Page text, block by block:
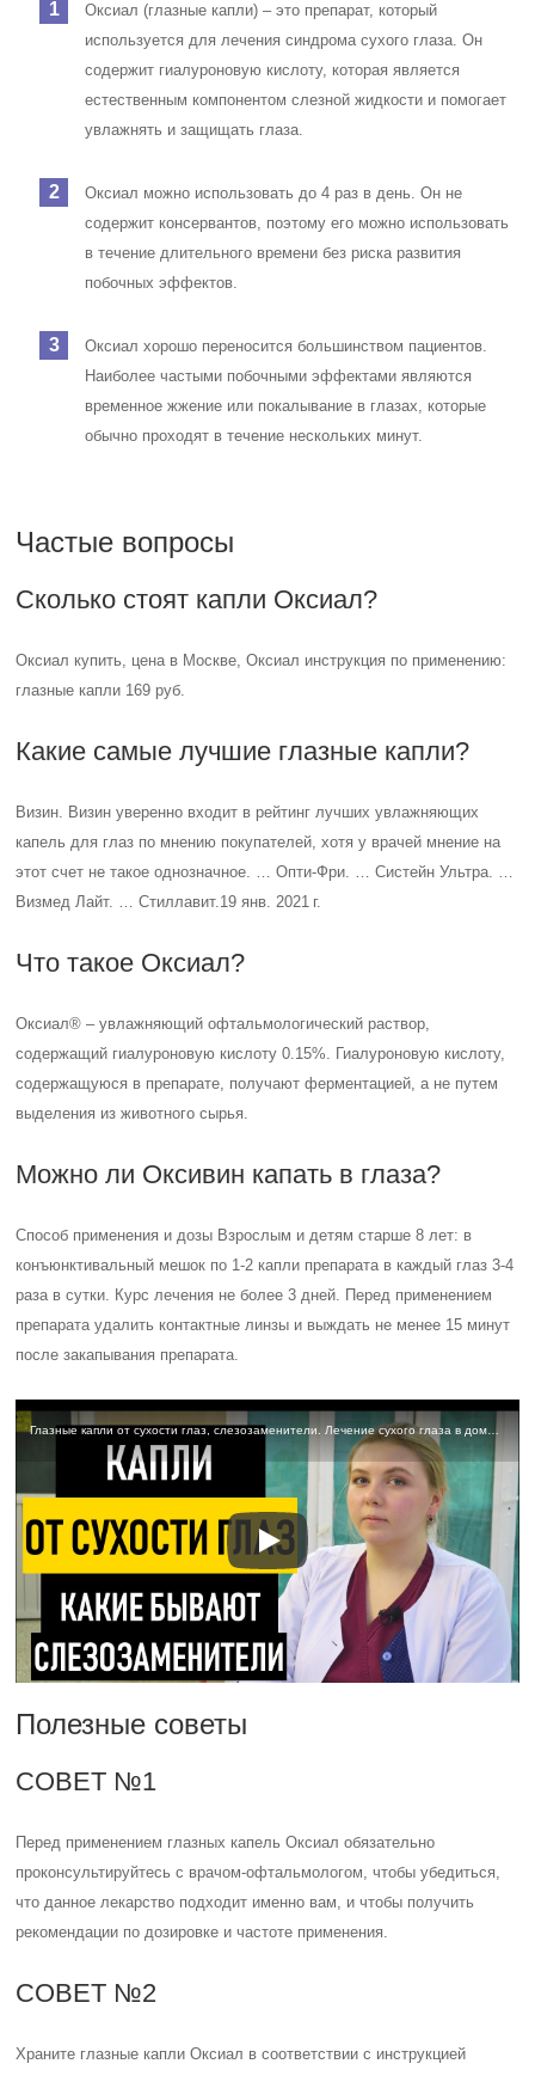
Оксиал (глазные капли) – это препарат, который
используется для лечения синдрома сухого глаза. Он
содержит гиалуроновую кислоту, которая является
естественным компонентом слезной жидкости и помогает
увлажнять и защищать глаза.
Оксиал можно использовать до 4 раз в день. Он не
содержит консервантов, поэтому его можно использовать
в течение длительного времени без риска развития
побочных эффектов.
Оксиал хорошо переносится большинством пациентов.
Наиболее частыми побочными эффектами являются
временное жжение или покалывание в глазах, которые
обычно проходят в течение нескольких минут.
Частые вопросы
Сколько стоят капли Оксиал?
Оксиал купить, цена в Москве, Оксиал инструкция по применению:
глазные капли 169 руб.
Какие самые лучшие глазные капли?
Визин. Визин уверенно входит в рейтинг лучших увлажняющих
капель для глаз по мнению покупателей, хотя у врачей мнение на
этот счет не такое однозначное. … Опти-Фри. … Систейн Ультра. …
Визмед Лайт. … Стиллавит.19 янв. 2021 г.
Что такое Оксиал?
Оксиал® – увлажняющий офтальмологический раствор,
содержащий гиалуроновую кислоту 0.15%. Гиалуроновую кислоту,
содержащуюся в препарате, получают ферментацией, а не путем
выделения из животного сырья.
Можно ли Оксивин капать в глаза?
Способ применения и дозы Взрослым и детям старше 8 лет: в
конъюнктивальный мешок по 1-2 капли препарата в каждый глаз 3-4
раза в сутки. Курс лечения не более 3 дней. Перед применением
препарата удалить контактные линзы и выждать не менее 15 минут
после закапывания препарата.
Глазные капли от сухости глаз, слезозаменители. Лечение сухого глаза в домашних условиях
Полезные советы
СОВЕТ №1
Перед применением глазных капель Оксиал обязательно
проконсультируйтесь с врачом-офтальмологом, чтобы убедиться,
что данное лекарство подходит именно вам, и чтобы получить
рекомендации по дозировке и частоте применения.
СОВЕТ №2
Храните глазные капли Оксиал в соответствии с инструкцией